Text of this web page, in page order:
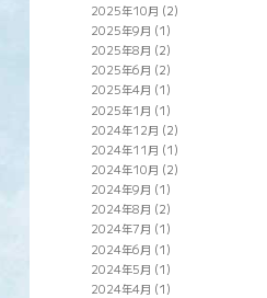
2025年10月 (2)
2025年9月 (1)
2025年8月 (2)
2025年6月 (2)
2025年4月 (1)
2025年1月 (1)
2024年12月 (2)
2024年11月 (1)
2024年10月 (2)
2024年9月 (1)
2024年8月 (2)
2024年7月 (1)
2024年6月 (1)
2024年5月 (1)
2024年4月 (1)